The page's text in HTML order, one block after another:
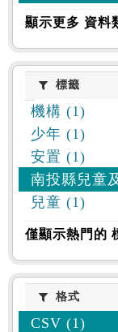
顯示更多 資料
標籤標籤
機構 (1)
少年 (1)
安置 (1)
南投縣兒童
兒童 (1)
僅顯示熱門的
格式格式
CSV (1)